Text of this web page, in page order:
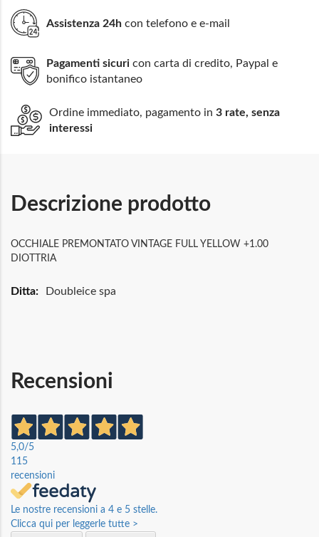
Assistenza 24h con telefono e e-mail
Pagamenti sicuri con carta di credito, Paypal e
bonifico istantaneo
Ordine immediato, pagamento in 3 rate, senza
interessi
Descrizione prodotto
OCCHIALE PREMONTATO VINTAGE FULL YELLOW +1.00
DIOTTRIA
MaggioriDoubleice spa
Recensioni
5,0/5
115
recensioni
Le nostre recensioni a 4 e 5 stelle.
Clicca qui per leggerle tutte >